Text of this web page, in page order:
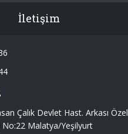
İletişim
Çalık Devlet Hast. Arkası Özel
Malatya/Yeşilyurt